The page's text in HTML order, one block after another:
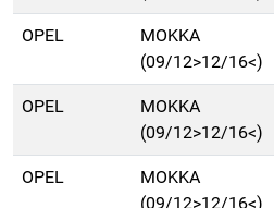
OPEL
MOKKA
(09/12>12/16<)
OPEL
MOKKA
(09/12>12/16<)
OPEL
MOKKA
(09/12>12/16<)